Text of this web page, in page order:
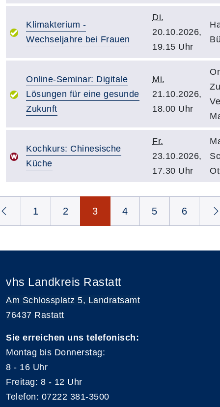
Klimakterium -
Wechseljahre bei Frauen
Di.
20.10.2026,
19.15 Uhr
Online-Seminar: Digitale
Lösungen für eine gesunde
Zukunft
Mi.
21.10.2026,
18.00 Uhr
Kochkurs: Chinesische
Küche
Fr.
23.10.2026,
17.30 Uhr
1 2 3 4 5 6
vhs Landkreis Rastatt
Am Schlossplatz 5, Landratsamt
76437 Rastatt
Sie erreichen uns telefonisch:
Montag bis Donnerstag:
8 - 16 Uhr
Freitag: 8 - 12 Uhr
Telefon: 07222 381-3500